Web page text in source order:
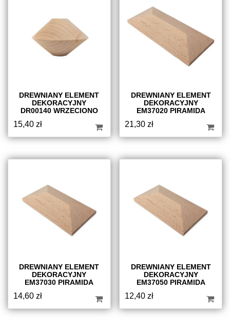
DREWNIANY ELEMENT
DEKORACYJNY
DR00140 WRZECIONO
15,40 zł
DREWNIANY ELEMENT
DEKORACYJNY
EM37020 PIRAMIDA
21,30zł
DREWNIANY ELEMENT
DEKORACYJNY
EM37030 PIRAMIDA
14,60 zł
DREWNIANY ELEMENT
DEKORACYJNY
EM37050 PIRAMIDA
12,40zł